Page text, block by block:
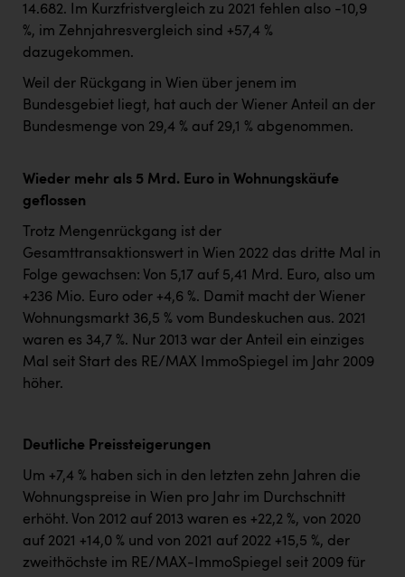
14.682. Im Kurzfristvergleich zu 2021 fehlen also -10,9
%, im Zehnjahresvergleich sind +57,4 %
dazugekommen.
Weil der Rückgang in Wien über jenem im
Bundesgebiet liegt, hat auch der Wiener Anteil an der
Bundesmenge von 29,4 % auf 29,1 % abgenommen.
Wieder mehr als 5 Mrd. Euro in Wohnungskäufe
geflossen
Trotz Mengenrückgang ist der
Gesamttransaktionswert in Wien 2022 das dritte Mal in
Folge gewachsen: Von 5,17 auf 5,41 Mrd. Euro, also um
+236 Mio. Euro oder +4,6 %. Damit macht der Wiener
Wohnungsmarkt 36,5 % vom Bundeskuchen aus. 2021
waren es 34,7 %. Nur 2013 war der Anteil ein einziges
Mal seit Start des RE/MAX ImmoSpiegel im Jahr 2009
höher.
Deutliche Preissteigerungen
Um +7,4 % haben sich in den letzten zehn Jahren die
Wohnungspreise in Wien pro Jahr im Durchschnitt
erhöht. Von 2012 auf 2013 waren es +22,2 %, von 2020
auf 2021 +14,0 % und von 2021 auf 2022 +15,5 %, der
zweithöchste im RE/MAX-ImmoSpiegel seit 2009 für